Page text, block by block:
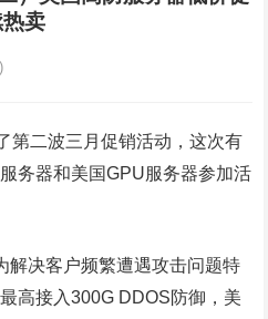
卖
第二波三月促销活动，这次有
务器和美国GPU服务器参加活
解决客户频繁遭遇攻击问题特
高接入300G DDOS防御，美